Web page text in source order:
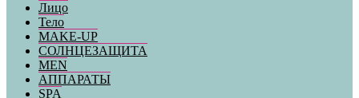
Лицо
Тело
MAKE-UP
СОЛНЦЕЗАЩИТА
MEN
АППАРАТЫ
SPA